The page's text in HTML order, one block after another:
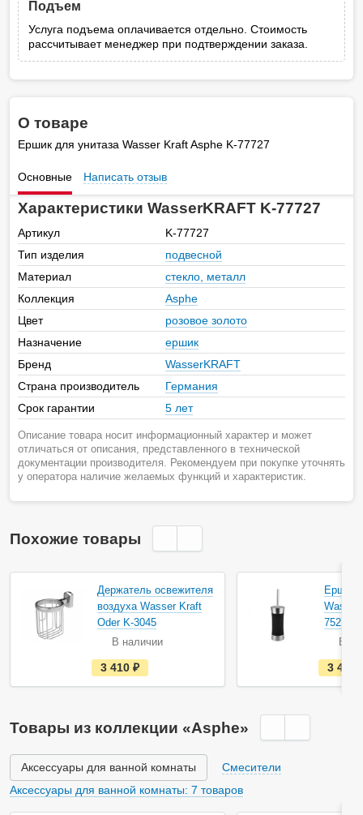
Подъем
Услуга подъема оплачивается отдельно. Стоимость
рассчитывает менеджер при подтверждении заказа.
О товаре
Ершик для унитаза Wasser Kraft Asphe K-77727
Основные Написать отзыв
Характеристики WasserKRAFT K-77727
Артикул
K-77727
Тип изделия
подвесной
Материал
стекло, металл
Коллекция
Asphe
Цвет
розовое золото
Назначение
ершик
Бренд
WasserKRAFT
Страна производитель
Германия
Срок гарантии
5 лет
Описание товара носит информационный характер и может
отличаться от описания, представленного в технической
документации производителя. Рекомендуем при покупке уточнять
у оператора наличие желаемых функций и характеристик.
Похожие товары
Держатель освежителя
воздуха Wasser Kraft
Oder K-3045
В наличии
е
с
т
а
и
ч
и
и
3 410
Ершик
Wasser
7527
В
3 430
Товары из коллекции «Asphe»
Аксессуары для ванной комнаты
Смесители
Аксессуары для ванной комнаты: 7 товаров